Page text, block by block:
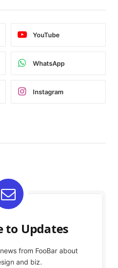
YouTube
WhatsApp
Instagram
to Updates
from FooBar about
and biz.